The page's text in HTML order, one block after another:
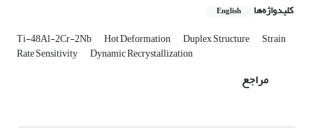
کلیدواژه‌ها English
Ti-48Al-2Cr-2Nb Hot Deformation Duplex Structure Strain
Rate Sensitivity Dynamic Recrystallization
مراجع